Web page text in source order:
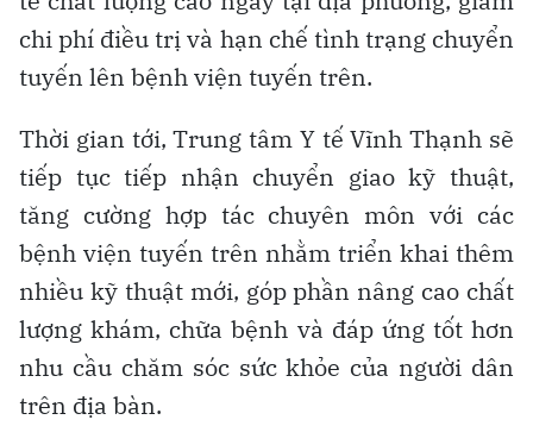
chi phí điều trị và hạn chế tình trạng chuyển
tuyến lên bệnh viện tuyến trên.
Thời gian tới, Trung tâm Y tế Vĩnh Thạnh sẽ
tiếp tục tiếp nhận chuyển giao kỹ thuật,
tăng cường hợp tác chuyên môn với các
bệnh viện tuyến trên nhằm triển khai thêm
nhiều kỹ thuật mới, góp phần nâng cao chất
lượng khám, chữa bệnh và đáp ứng tốt hơn
nhu cầu chăm sóc sức khỏe của người dân
trên địa bàn.